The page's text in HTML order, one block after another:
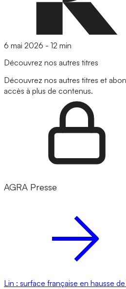
6 mai 2026 - 12 min
Découvrez nos autres titres
Découvrez nos autres titres et
accès à plus de contenus.
AGRA Presse
Lin : surface française en hausse